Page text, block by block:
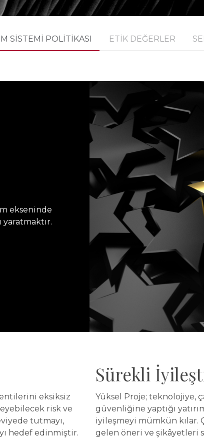
SİSTEMİ POLİTİKASI ETİK DEĞERLER
ekseninde
eksiksiz
risk ve
tutmayı,
hedef edinmiştir.
Sürekli
Yüksel Proje; teknolojiye,
güvenliğine yaptığı
iyileşmeyi mümkün kılar.
gelen öneri ve şikâyetleri